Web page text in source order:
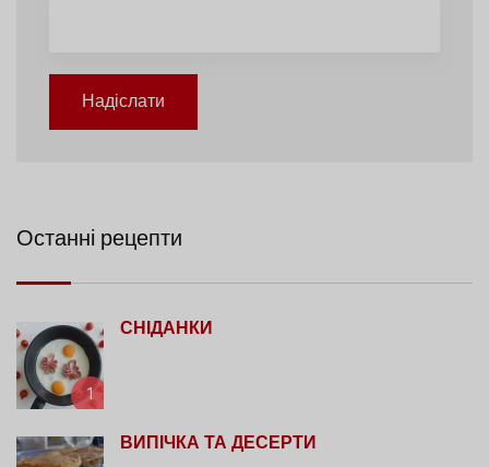
Надіслати
Останні рецепти
1
СНІДАНКИ
ВИПІЧКА ТА ДЕСЕРТИ